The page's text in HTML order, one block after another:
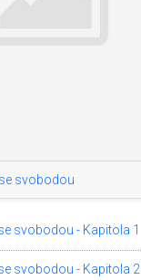
svobodou
svobodou - Kapitola 1
svobodou - Kapitola 2